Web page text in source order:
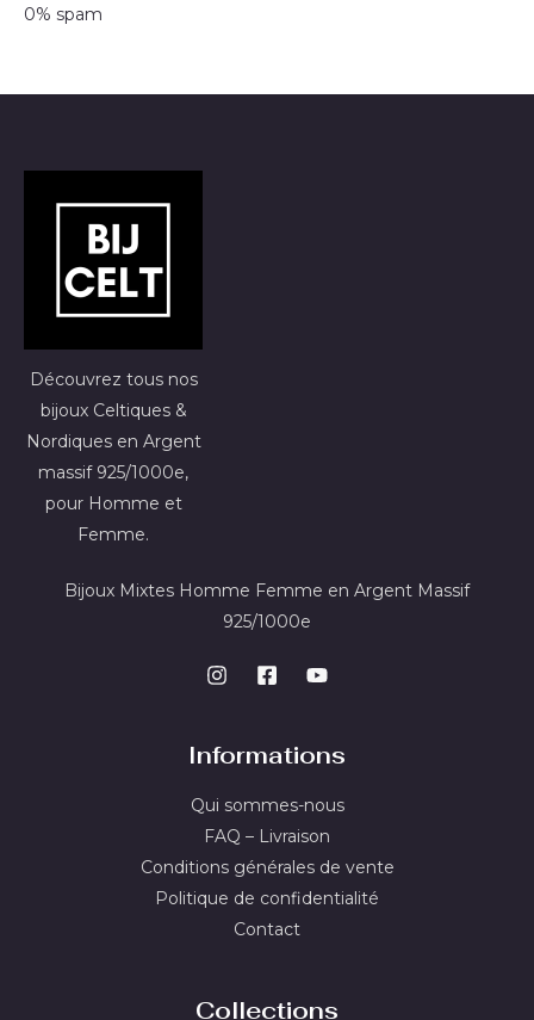
0% spam
Découvrez tous nos
bijoux Celtiques &
Nordiques en Argent
massif 925/1000e,
pour Homme et
Femme.
Bijoux Mixtes Homme Femme en Argent Massif
925/1000e
Informations
Qui sommes-nous
FAQ – Livraison
Conditions générales de vente
Politique de confidentialité
Contact
Collections